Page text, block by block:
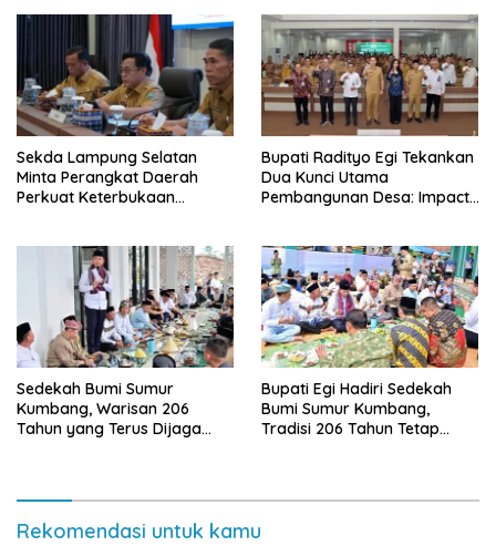
Sekda Lampung Selatan
Minta Perangkat Daerah
Perkuat Keterbukaan
Bupati Radityo Egi Tekankan
Dua Kunci Utama
Pembangunan Desa: Impact
Sedekah Bumi Sumur
Kumbang, Warisan 206
Tahun yang Terus Dijaga
Bupati Egi Hadiri Sedekah
Bumi Sumur Kumbang,
Tradisi 206 Tahun Tetap
Rekomendasi untuk kamu